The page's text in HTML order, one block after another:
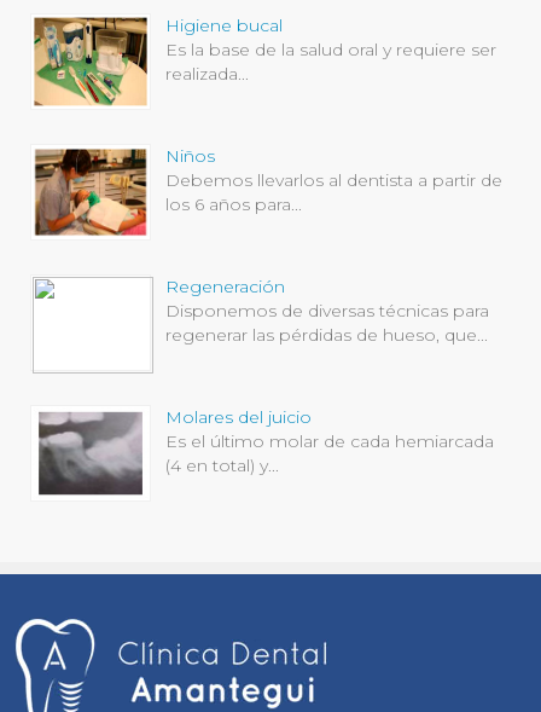
Higiene bucal
Es la base de la salud oral y requiere ser
realizada...
Niños
Debemos llevarlos al dentista a partir de
los 6 años para...
Regeneración
Disponemos de diversas técnicas para
regenerar las pérdidas de hueso, que...
Molares del juicio
Es el último molar de cada hemiarcada
(4 en total) y...